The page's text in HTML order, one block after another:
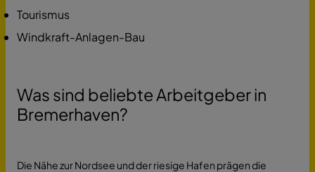
Tourismus
Windkraft-Anlagen-Bau
Was sind beliebte Arbeitgeber in
Bremerhaven?
Die Nähe zur Nordsee und der riesige Hafen prägen die